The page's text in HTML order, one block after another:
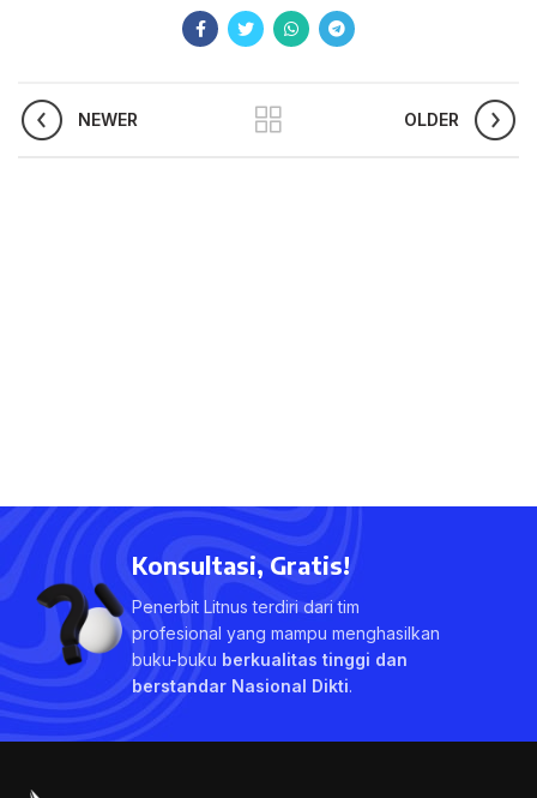
NEWER OLDER
Konsultasi, Gratis!
Penerbit Litnus terdiri dari tim
profesional yang mampu menghasilkan
buku-buku berkualitas tinggi dan
berstandar Nasional Dikti.